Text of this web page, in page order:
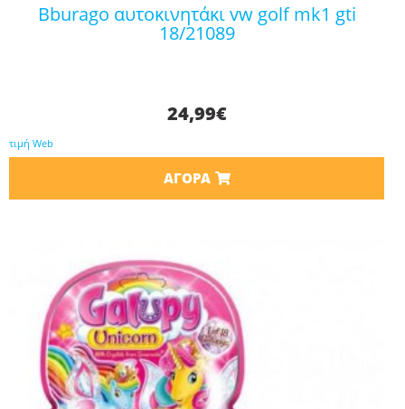
bburago αυτοκινητάκι vw golf mk1 gti
18/21089
24,99€
τιμή Web
ΑΓΟΡΆ